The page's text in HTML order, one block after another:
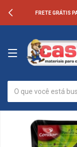
FRETE GRÁTIS